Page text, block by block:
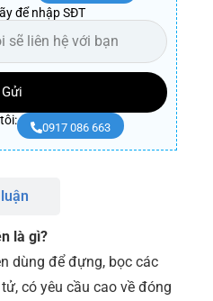
để nhập SĐT
Gửi
0917 086 663
là gì?
dùng để đựng, bọc các
có yêu cầu cao về đóng